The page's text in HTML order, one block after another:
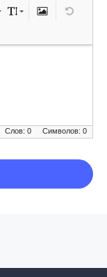
Символов: 0
Слов: 0